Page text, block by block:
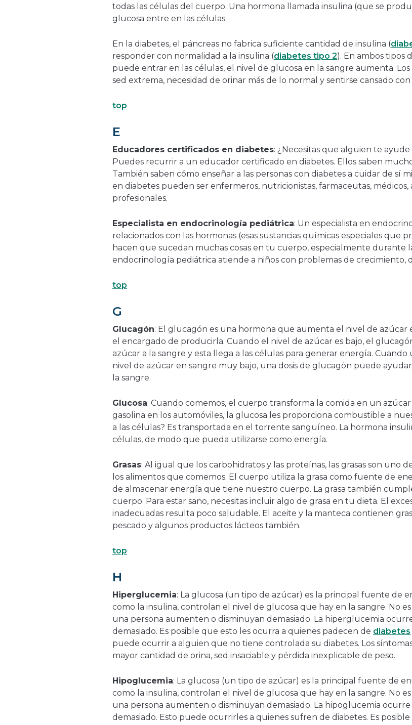
todas las células del cuerpo. Una hormona llamada insulina (que se
glucosa entre en las células.
En la diabetes, el páncreas no fabrica suficiente cantidad de insulina (
responder con normalidad a la insulina (diabetes tipo 2). En ambos tipos
puede entrar en las células, el nivel de glucosa en la sangre aumenta.
sed extrema, necesidad de orinar más de lo normal y sentirse cansado
top
E
Educadores certificados en diabetes: ¿Necesitas que alguien te
Puedes recurrir a un educador certificado en diabetes. Ellos saben
También saben cómo enseñar a las personas con diabetes a cuidar de sí
en diabetes pueden ser enfermeros, nutricionistas, farmaceutas, médicos,
profesionales.
Especialista en endocrinología pediátrica: Un especialista en
relacionados con las hormonas (esas sustancias químicas especiales que
hacen que sucedan muchas cosas en tu cuerpo, especialmente durante
endocrinología pediátrica atiende a niños con problemas de crecimiento,
top
G
Glucagón: El glucagón es una hormona que aumenta el nivel de azúcar
el encargado de producirla. Cuando el nivel de azúcar es bajo, el
azúcar a la sangre y esta llega a las células para generar energía. Cuando
nivel de azúcar en sangre muy bajo, una dosis de glucagón puede
la sangre.
Glucosa: Cuando comemos, el cuerpo transforma la comida en un
gasolina en los automóviles, la glucosa les proporciona combustible a
a las células? Es transportada en el torrente sanguíneo. La hormona
células, de modo que pueda utilizarse como energía.
Grasas: Al igual que los carbohidratos y las proteínas, las grasas son uno
los alimentos que comemos. El cuerpo utiliza la grasa como fuente de
de almacenar energía que tiene nuestro cuerpo. La grasa también
cuerpo. Para estar sano, necesitas incluir algo de grasa en tu dieta. El
inadecuadas resulta poco saludable. El aceite y la manteca contienen
pescado y algunos productos lácteos también.
top
H
Hiperglucemia: La glucosa (un tipo de azúcar) es la principal fuente de
como la insulina, controlan el nivel de glucosa que hay en la sangre. No
una persona aumenten o disminuyan demasiado. La hiperglucemia
demasiado. Es posible que esto les ocurra a quienes padecen de diabetes
puede ocurrir a alguien que no tiene controlada su diabetes. Los
mayor cantidad de orina, sed insaciable y pérdida inexplicable de peso.
Hipoglucemia: La glucosa (un tipo de azúcar) es la principal fuente de
como la insulina, controlan el nivel de glucosa que hay en la sangre. No
una persona aumenten o disminuyan demasiado. La hipoglucemia
demasiado. Esto puede ocurrirles a quienes sufren de diabetes. Es